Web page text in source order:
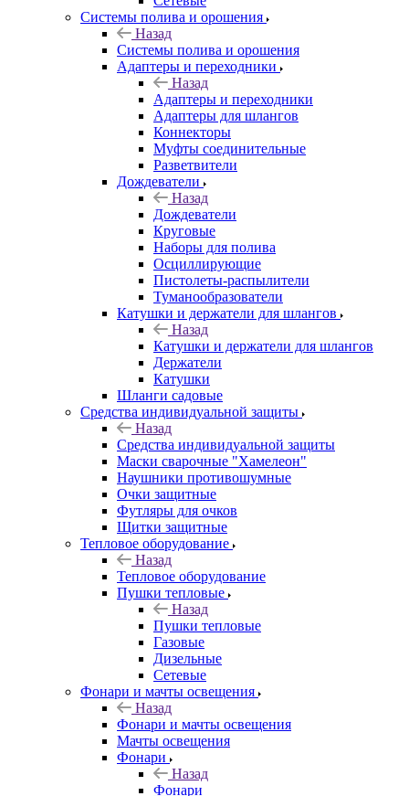
Системы полива и орошения
Назад
Системы полива и орошения
Адаптеры и переходники
Назад
Адаптеры и переходники
Адаптеры для шлангов
Коннекторы
Муфты соединительные
Разветвители
Дождеватели
Назад
Дождеватели
Круговые
Наборы для полива
Осциллирующие
Пистолеты-распылители
Туманообразователи
Катушки и держатели для шлангов
Назад
Катушки и держатели для шлангов
Держатели
Катушки
Шланги садовые
Средства индивидуальной защиты
Назад
Средства индивидуальной защиты
Маски сварочные "Хамелеон"
Наушники противошумные
Очки защитные
Футляры для очков
Щитки защитные
Тепловое оборудование
Назад
Тепловое оборудование
Пушки тепловые
Назад
Пушки тепловые
Газовые
Дизельные
Сетевые
Фонари и мачты освещения
Назад
Фонари и мачты освещения
Мачты освещения
Фонари
Назад
Фонари